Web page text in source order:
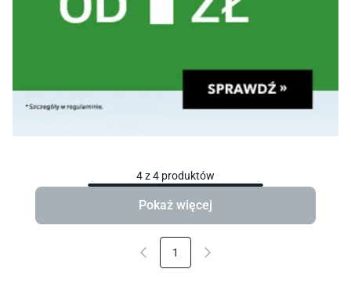
4z4 produktów
Pokaż więcej
1